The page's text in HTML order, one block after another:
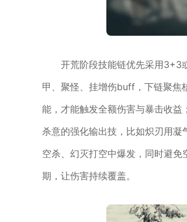
开荒阶段技能链优先采用3+3
甲、聚怪、挂增伤buff，下链聚焦
能，才能触发全额伤害与暴击收
杀意的强化输出技，比如炽刃用
空杀、幻灭打空中爆发，同时避
期，让伤害持续覆盖。